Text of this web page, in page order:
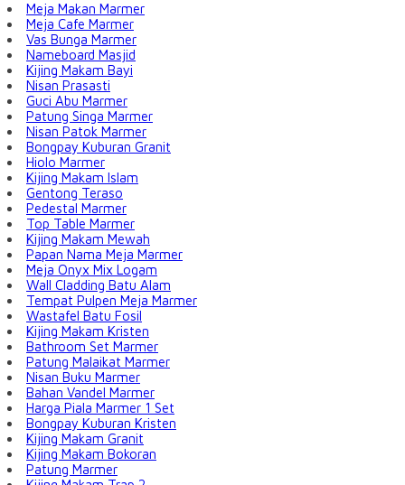
Meja Makan Marmer
Meja Cafe Marmer
Vas Bunga Marmer
Nameboard Masjid
Kijing Makam Bayi
Nisan Prasasti
Guci Abu Marmer
Patung Singa Marmer
Nisan Patok Marmer
Bongpay Kuburan Granit
Hiolo Marmer
Kijing Makam Islam
Gentong Teraso
Pedestal Marmer
Top Table Marmer
Kijing Makam Mewah
Papan Nama Meja Marmer
Meja Onyx Mix Logam
Wall Cladding Batu Alam
Tempat Pulpen Meja Marmer
Wastafel Batu Fosil
Kijing Makam Kristen
Bathroom Set Marmer
Patung Malaikat Marmer
Nisan Buku Marmer
Bahan Vandel Marmer
Harga Piala Marmer 1 Set
Bongpay Kuburan Kristen
Kijing Makam Granit
Kijing Makam Bokoran
Patung Marmer